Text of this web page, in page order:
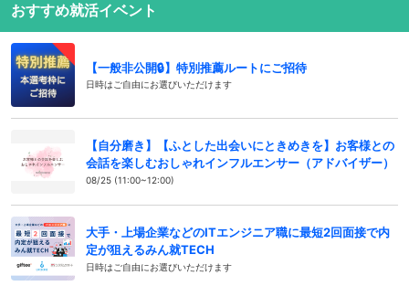
おすすめ就活イベント
【一般非公開🔒️】特別推薦ルートにご招待
日時はご自由にお選びいただけます
【自分磨き】【ふとした出会いにときめきを】お客様との
会話を楽しむおしゃれインフルエンサー（アドバイザー）
08/25 (11:00~12:00)
大手・上場企業などのITエンジニア職に最短2回面接で内
定が狙えるみん就TECH
日時はご自由にお選びいただけます